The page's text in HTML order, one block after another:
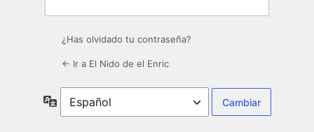
¿Has olvidado tu contraseña?
← Ir a El Nido de el Enric
Idioma